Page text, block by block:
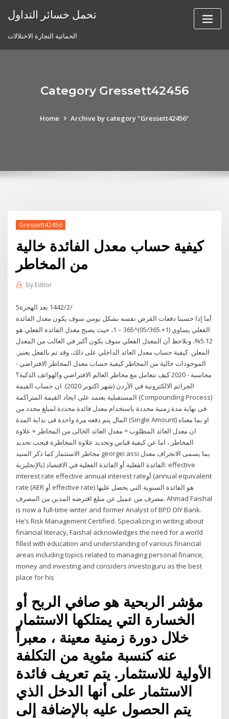
تحمل خسائر التداول
الحمائية التجارة الاختلالات
Category Gressett42456
Home Archive by category "Gressett42456"
Gressett42456
كيفية حساب معدل الفائدة خالية
من المخاطر
by Editor
5‏‏/2‏‏/1442 بعد الهجرة
أما إذا حسبنا دفعات القرض نفسه بشكل يومي سوف يكون معدل الفائدة
الفعلي يساوي (1+.05/365)^365 – 1، حيث يصبح معدل الفائدة الفعلي هو
5.12%، ونلاحظ أن المعدل الفعلي سوف يكون أكبر في الغالب من المعدل
المعلن. كيفية حساب معدل العائد الداخلي على ذلك، وقد تم بالفعل يعتبر.
الموجودات خالية من المخاطر كيفية حساب معدل المخاطر الافتراضي -
محاسبة - 2020 كيف نتعامل مع مخاطر العالم الافتراضي والهواتف الذكية؟
الجرائم الالكترونية في الأردن (شهر اكتوبر 2020). ان حساب القيمة
المستقبلية يعتمد على ايجاد القيمة المتراكمة (Compounding Process)
فى نهاية مدة زمنية محددة باستخدام معدل فائدة محددة لمبلغ محدد من
المال يتم دفعه مرة واحدة فى بداية المدة (Single Amount) او بما معناه
ان معدل العائد المطلوب = معدل العائد الخالى من المخاطر + علاوة
المخاطر ، اما عن كيفية قياس وتحديد علاوة المخاطرة فيجب تحديد
مخاطر الاستثمار كما ذكر السيد georgei assi بما يسمى الانحراف معدل
الفائدة الفعلية أو الفائدة الفعلية في الاقتصاد (بالإنجليزية: effective
interest rate effective annual interest rateأو (annual equivalent
rate (AER أو effective rate) هو الفائدة السنوية التي يحصل عليها
مصرف من عميل عن مبلغ اقترضه المدين من المصرف. Ahmad Faishal
is now a full-time writer and former Analyst of BPD DIY Bank.
He’s Risk Management Certified. Specializing in writing about
financial literacy, Faishal acknowledges the need for a world
filled with education and understanding of various financial
areas including topics related to managing personal finance,
money and investing and considers investoguru as the best
place for his
مؤشر الربحية هو صافي الربح أو
الخسارة التي يمتلكها الاستثمار
خلال دورة زمنية معينة ، معبراً
عنه كنسبة مئوية من التكلفة
الأولية للاستثمار. يتم تعريف فائدة
الاستثمار على أنها الدخل الذي
يتم الحصول عليه بالإضافة إلى